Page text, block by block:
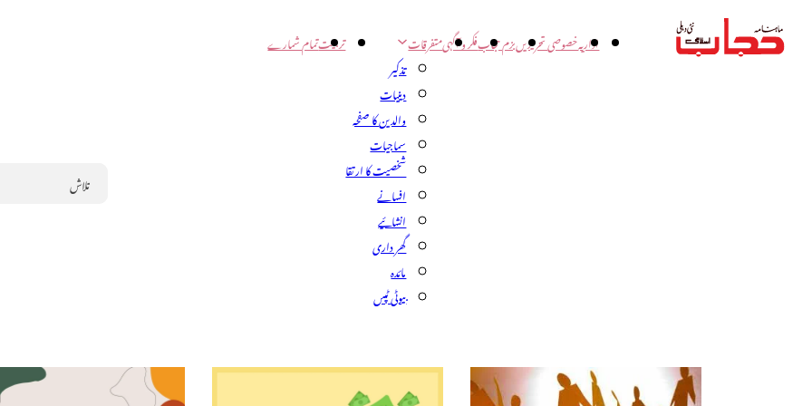
اداریہخصوصی تحریریںبزم حجابفکر و آگہیمتفرقات
تذکیر
دینیات
والدین کا صفحہ
سماجیات
شخصیت کا ارتقا
افسانے
انشائیے
گھر داری
مائدہ
بیوٹی ٹپس
تربیتتمام شمارے
Search